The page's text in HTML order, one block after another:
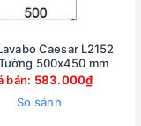
Caesar L2152
500x450 mm
bán: 583.000₫
So sánh